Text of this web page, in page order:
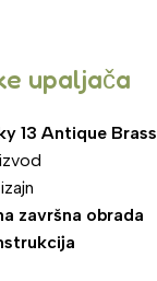
upaljača
13 Antique Brass
završna obrada